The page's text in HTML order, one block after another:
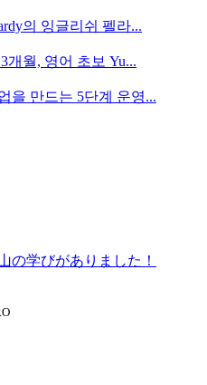
의 잉글리쉬 펠라...
개월, 영어 초보 Yu...
을 만드는 5단계 운영...
の学びがありました！